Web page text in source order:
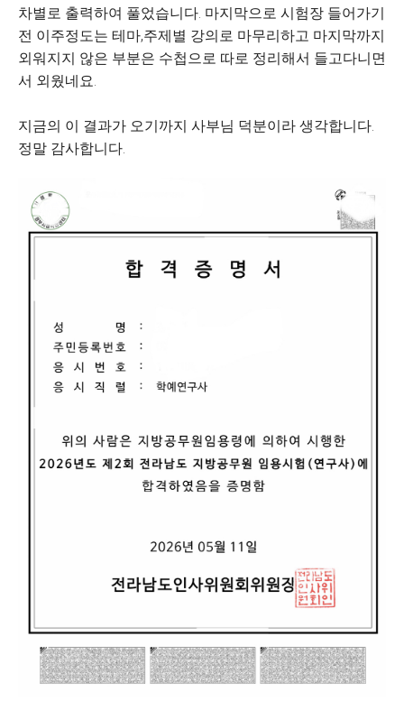
차별로 출력하여 풀었습니다. 마지막으로 시험장 들어가기
전 이주정도는 테마,주제별 강의로 마무리하고 마지막까지
외워지지 않은 부분은 수첩으로 따로 정리해서 들고다니면
서 외웠네요.
지금의 이 결과가 오기까지 사부님 덕분이라 생각합니다.
정말 감사합니다.